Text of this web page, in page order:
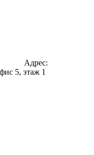
Адрес:
5, этаж 1